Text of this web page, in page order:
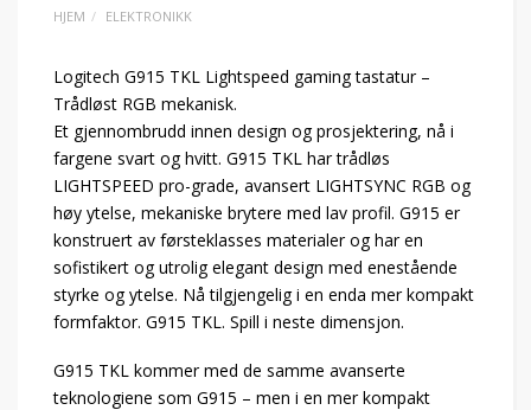
HJEM ELEKTRONIKK
Logitech G915 TKL Lightspeed gaming tastatur –
Trådløst RGB mekanisk.
Et gjennombrudd innen design og prosjektering, nå i
fargene svart og hvitt. G915 TKL har trådløs
LIGHTSPEED pro-grade, avansert LIGHTSYNC RGB og
høy ytelse, mekaniske brytere med lav profil. G915 er
konstruert av førsteklasses materialer og har en
sofistikert og utrolig elegant design med enestående
styrke og ytelse. Nå tilgjengelig i en enda mer kompakt
formfaktor. G915 TKL. Spill i neste dimensjon.
G915 TKL kommer med de samme avanserte
teknologiene som G915 – men i en mer kompakt